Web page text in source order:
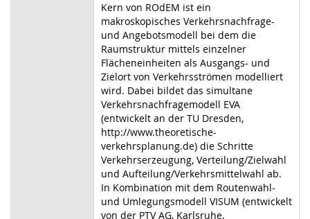
Kern von ROdEM ist ein
makroskopisches Verkehrsnachfrage-
und Angebotsmodell bei dem die
Raumstruktur mittels einzelner
Flächeneinheiten als Ausgangs- und
Zielort von Verkehrsströmen modelliert
wird. Dabei bildet das simultane
Verkehrsnachfragemodell EVA
(entwickelt an der TU Dresden,
http://www.theoretische-
verkehrsplanung.de) die Schritte
Verkehrserzeugung, Verteilung/Zielwahl
und Aufteilung/Verkehrsmittelwahl ab.
In Kombination mit dem Routenwahl-
und Umlegungsmodell VISUM (entwickelt
von der PTV AG, Karlsruhe,